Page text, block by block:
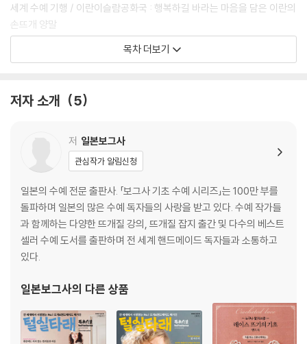
세계 수예 기행 / 이란이슬람공화국 : 행복하길 바라는 마음을 담은 이란의
손뜨개 양말
[한국어판] 취향을 가득 담은 공간, 다정하고 따뜻한 지금 서울의 뜨개 편
Enjoy Keito
가볍고 튼튼해요, 에어 튈로 뜨는 가방
Color Palette / 러블리 베이비
굵은 실로 뜨는 벌키 재킷
묶어서 만드는 마크라메 백
Yarn Catalogue 가을·겨울 실 연구
[한국어판] 뜨개 피플 인터뷰/ 뜨개를 가르치는 일이 무엇보다 즐거워요
: 한미란의 니트 교실, 한미란 작가
[한국어판] 브랜드 & 피플 / 트렌드를 이끌어가는 브랜드, 브랜드얀
Yarn World 이거 진짜 대단해요! 뜨개 기호 / 침묵의 코드 【코바늘뜨
이제 와 물어보기 애매한?! / 대바늘뜨기의 떠서 꿰매기
우리 아이가 최고! / 강아지와 함께
목차 더보기
저자 소개 5
저 일본보그사
관심작가 알림신청
일본의 수예 전문 출판사. 「보그사 기초 수예 시리즈」는 100만 부를
돌파하며 일본의 많은 수예 독자들의 사랑을 받고 있다. 수예 작가들
과 함께하는 다양한 뜨개질 강의, 뜨개질 잡지 출간 및 다수의 베스트
셀러 수예 도서를 출판하며 전 세계 핸드메이드 독자들과 소통하고
있다.
일본보그사의 다른 상품